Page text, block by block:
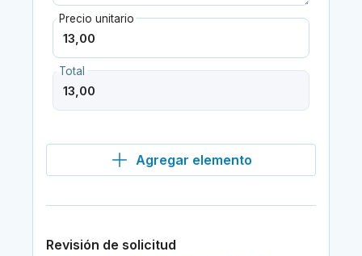
Precio unitario
Total
Agregar elemento
Revisión de solicitud